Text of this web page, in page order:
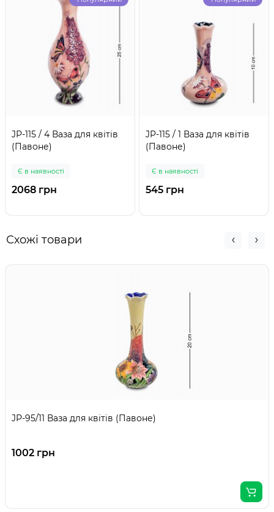
JP-115 / 4 Ваза для квітів
(Павоне)
Є в наявності
2068 грн
JP-115 / 1 Ваза для квітів
(Павоне)
Є в наявності
545 грн
Схожі товари
JP-95/11 Ваза для квітів (Павоне)
1002 грн